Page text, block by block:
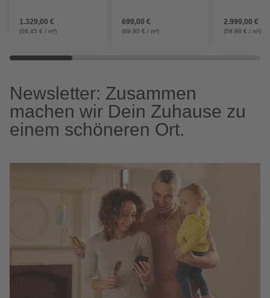
1.329,00 €
(66,45 € / m²)
699,00 €
(69,90 € / m²)
2.999,00 €
(59,98 € / m²)
Newsletter: Zusammen
machen wir Dein Zuhause zu
einem schöneren Ort.